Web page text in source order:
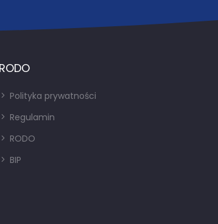
RODO
Polityka prywatności
Regulamin
RODO
BIP